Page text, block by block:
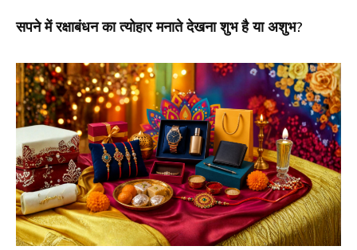
सपने में रक्षाबंधन का त्योहार मनाते देखना शुभ है या अशुभ?